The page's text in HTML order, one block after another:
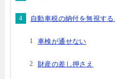
自動車税の納付を無視す
車検が通せない
財産の差し押さえ